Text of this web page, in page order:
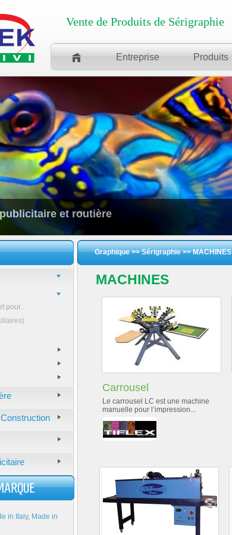
Vente de Produits de Sérigraphie
Entreprise Produits
et routière
pour...
in Italy, Made in
Graphique>>Sérigraphie>>MACHINES
MACHINES
Carrousel
Le carrousel LC est une machine
manuelle pour l’impression...